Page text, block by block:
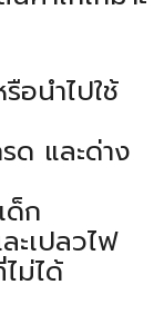
อนำไปใช้
ด และด่าง
ด็ก
ะเปลวไฟ
ม่ได้